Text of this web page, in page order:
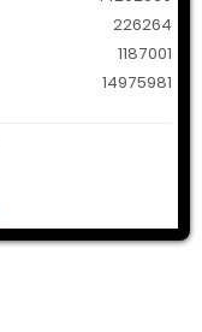
226264
1187001
14975981